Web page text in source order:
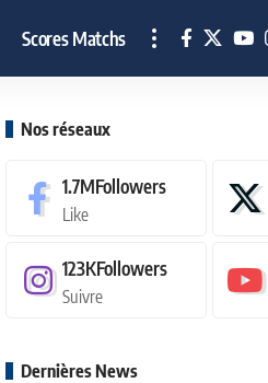
Scores Matchs
Nos réseaux
1.7MFollowers
Like
123KFollowers
Suivre
Dernières News